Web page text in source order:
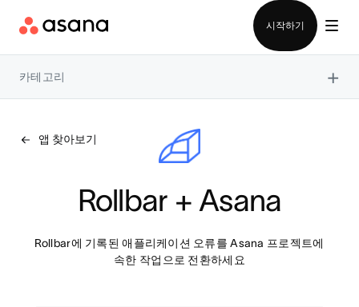
시작하기
카테고리 ×
앱 찾아보기
Rollbar + Asana
Rollbar에 기록된 애플리케이션 오류를 Asana 프로젝트에
속한 작업으로 전환하세요